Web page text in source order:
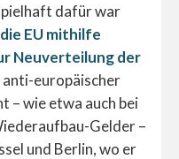
dafür war
EU mithilfe
Neuverteilung der
anti-europäischer
– wie etwa auch bei
Gelder –
und Berlin, wo er